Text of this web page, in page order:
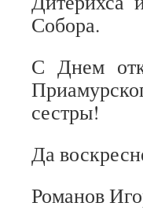
Собора.
С Днем
сестры!
Да
Романов